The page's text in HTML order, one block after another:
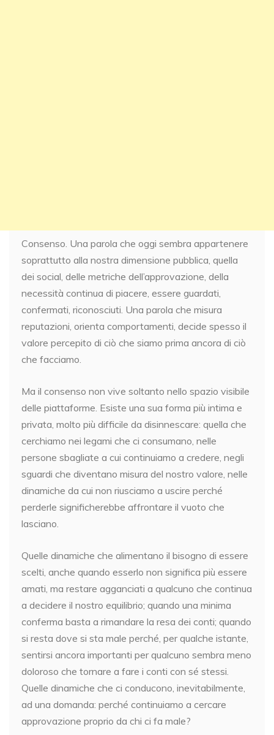
Consenso. Una parola che oggi sembra appartenere
soprattutto alla nostra dimensione pubblica, quella
dei social, delle metriche dell’approvazione, della
necessità continua di piacere, essere guardati,
confermati, riconosciuti. Una parola che misura
reputazioni, orienta comportamenti, decide spesso il
valore percepito di ciò che siamo prima ancora di ciò
che facciamo.
Ma il consenso non vive soltanto nello spazio visibile
delle piattaforme. Esiste una sua forma più intima e
privata, molto più difficile da disinnescare: quella che
cerchiamo nei legami che ci consumano, nelle
persone sbagliate a cui continuiamo a credere, negli
sguardi che diventano misura del nostro valore, nelle
dinamiche da cui non riusciamo a uscire perché
perderle significherebbe affrontare il vuoto che
lasciano.
Quelle dinamiche che alimentano il bisogno di essere
scelti, anche quando esserlo non significa più essere
amati, ma restare agganciati a qualcuno che continua
a decidere il nostro equilibrio; quando una minima
conferma basta a rimandare la resa dei conti; quando
si resta dove si sta male perché, per qualche istante,
sentirsi ancora importanti per qualcuno sembra meno
doloroso che tornare a fare i conti con sé stessi.
Quelle dinamiche che ci conducono, inevitabilmente,
ad una domanda: perché continuiamo a cercare
approvazione proprio da chi ci fa male?